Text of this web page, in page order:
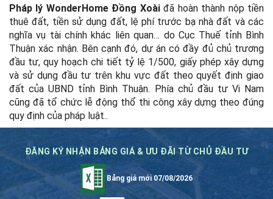
Pháp lý WonderHome Đồng Xoàiđã hoàn thành nộp tiền
thuê đất, tiền sử dụng đất, lệ phí trước bạ nhà đất và các
nghĩa vụ tài chính khác liên quan… do Cục Thuế tỉnh Bình
Thuận xác nhận. Bên cạnh đó, dự án có đầy đủ chủ trương
đầu tư, quy hoạch chi tiết tỷ lệ 1/500, giấy phép xây dựng
và sử dụng đầu tư trên khu vực đất theo quyết định giao
đất của UBND tỉnh Bình Thuận. Phía chủ đầu tư Vi Nam
cũng đã tổ chức lễ động thổ thi công xây dựng theo đúng
quy định của pháp luật..
ĐĂNG KÝ NHẬN BẢNG GIÁ & ƯU ĐÃI TỪ CHỦ ĐẦU TƯ
Bảng giá mới 07/08/2026